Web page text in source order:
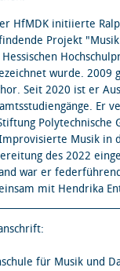
HfMDK initiierte
Projekt
wurde. 2009
Seit 2020 ist er
Er
Polytechnische
Musik in
des 2022
war er
mit Hendrika
für Musik und